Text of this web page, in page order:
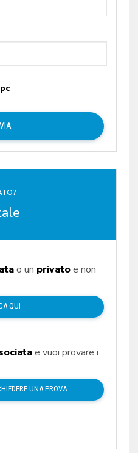
o un privatoe non
QUI
e vuoi provare i
UNA PROVA